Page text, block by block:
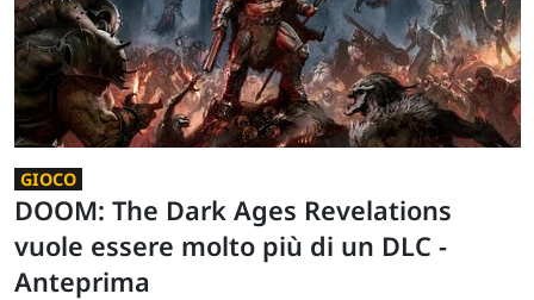
GIOCO
DOOM: The Dark Ages Revelations
vuole essere molto più di un DLC -
Anteprima